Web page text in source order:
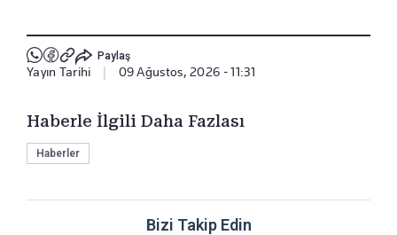
Paylaş
Yayın Tarihi 09 Ağustos, 2026 - 11:31
Haberle İlgili Daha Fazlası
Haberler
Bizi Takip Edin